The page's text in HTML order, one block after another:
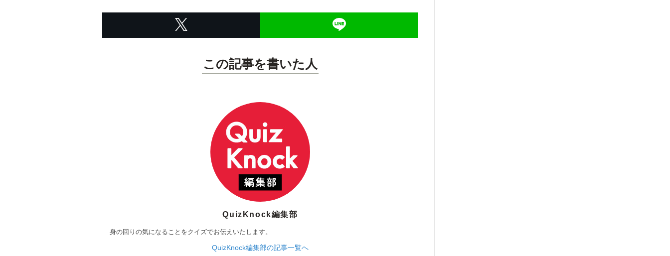
この記事を書いた人
QuizKnock編集部
身の回りの気になることをクイズでお伝えいたします。
QuizKnock編集部の記事一覧へ